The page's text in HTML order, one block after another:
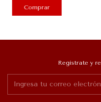
Registrate y